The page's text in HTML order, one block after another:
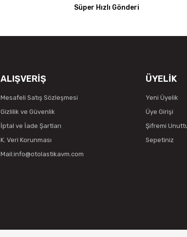
Süper Hızlı Gönderi
ALIŞVERİŞ
Mesafeli Satış Sözleşmesi
Gizlilik ve Güvenlik
İptal ve İade Şartları
K. Veri Korunması
Mail:info@otolastikavm.com
ÜYELİK
Yeni Üyelik
Üye Girişi
Şifremi
Sepetiniz